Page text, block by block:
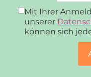
Datenschutz*
Mit Ihrer
unserer
können sich